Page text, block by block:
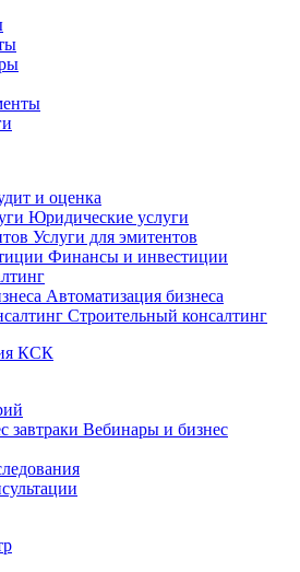
и оценка
Юридические услуги
Услуги для эмитентов
Финансы и инвестиции
Автоматизация бизнеса
Строительный консалтинг
КСК
завтраки Вебинары и бизнес